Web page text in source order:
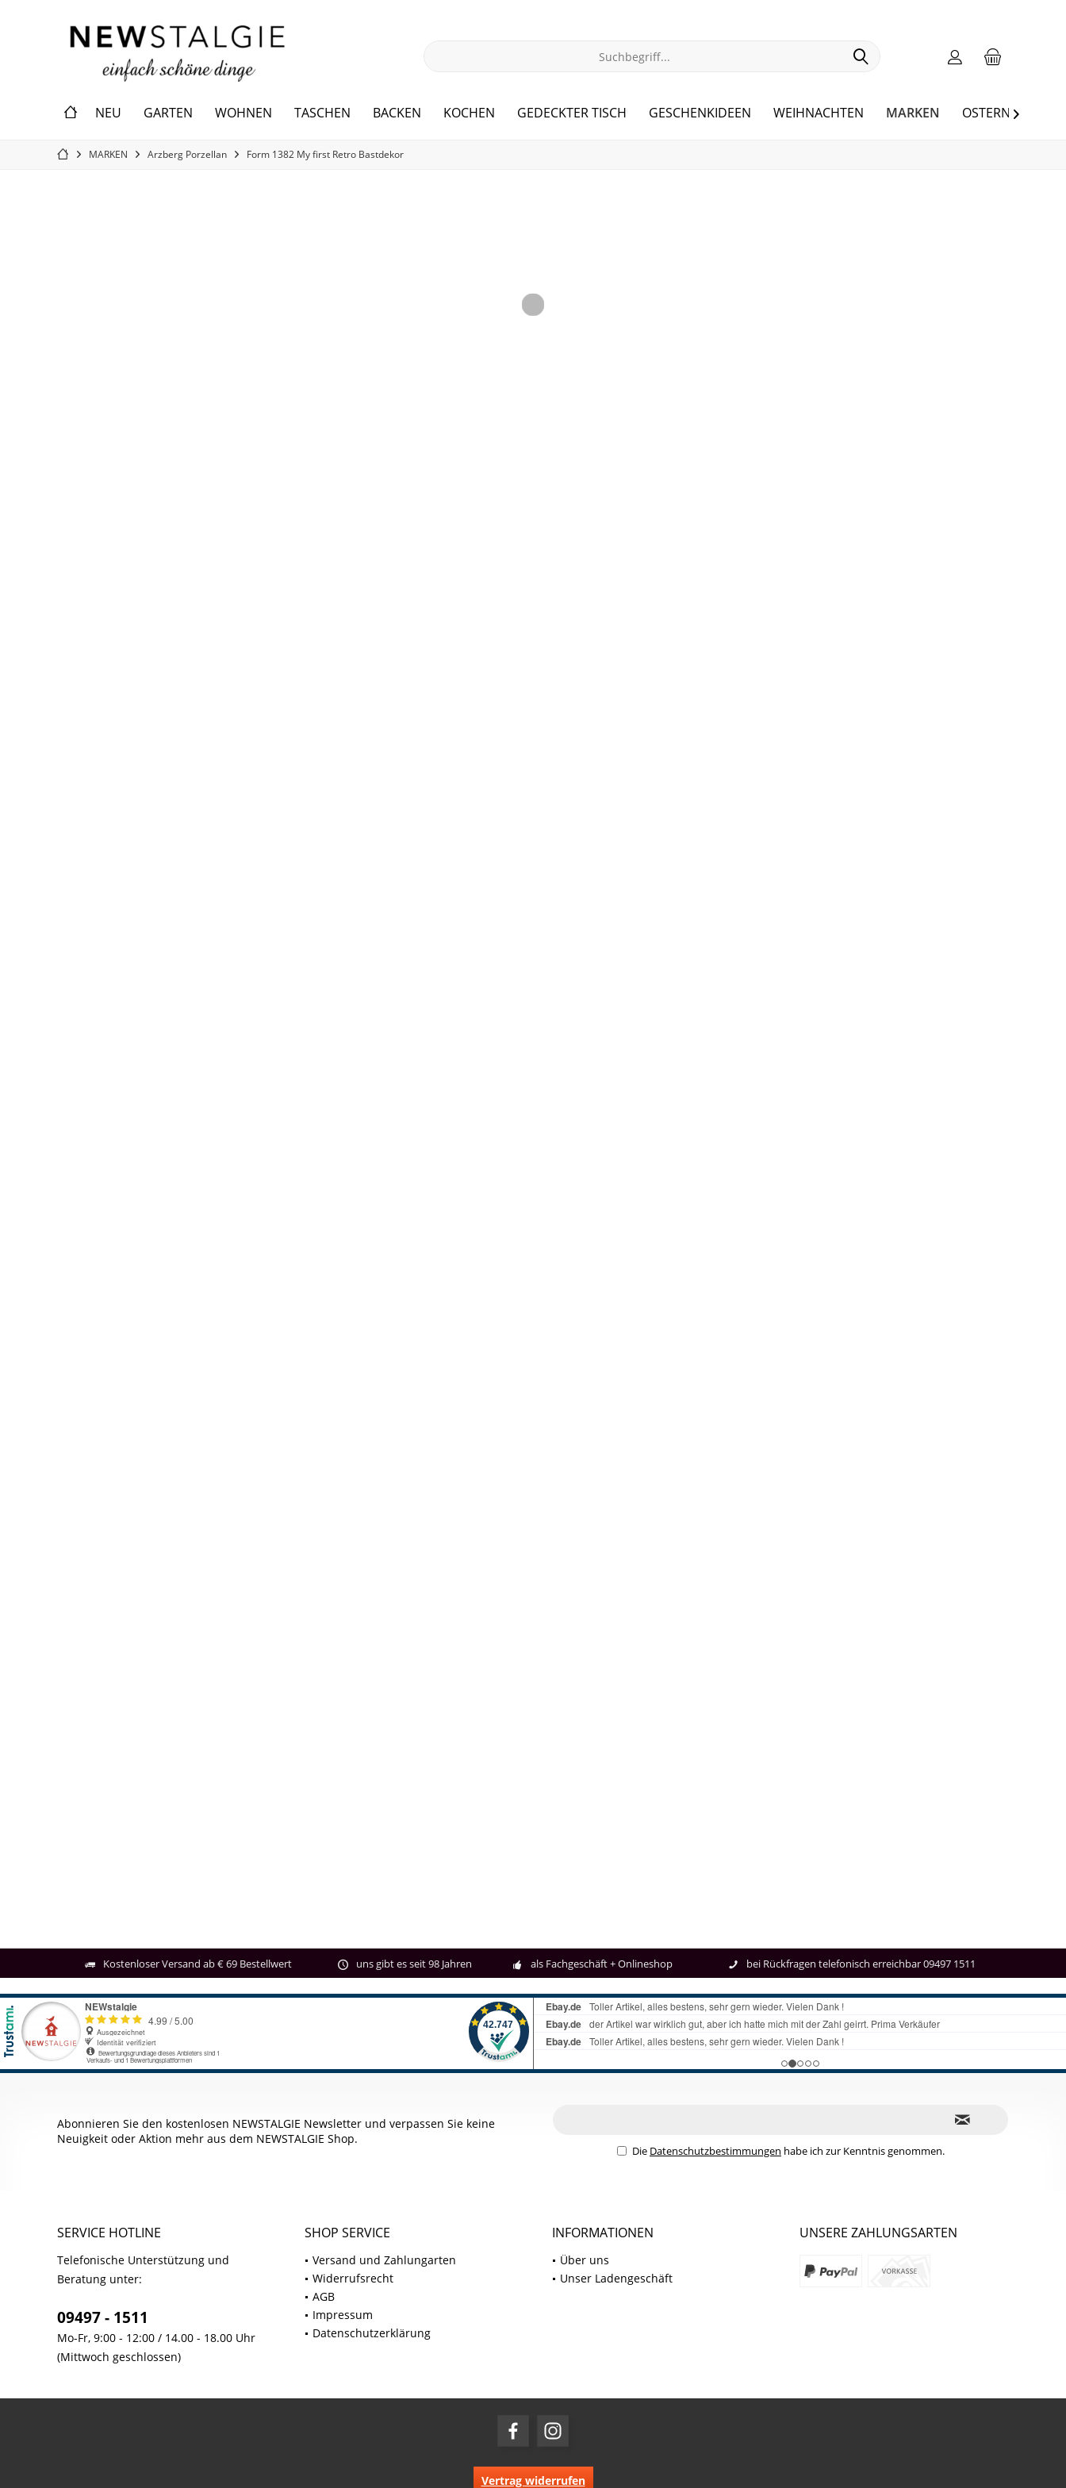
NEU GARTEN WOHNEN TASCHEN BACKEN KOCHEN GEDECKTER TISCH GESCHENKIDEEN WEIHNACHTEN MARKEN OSTERN 
MARKEN Arzberg Porzellan Form 1382 My first Retro Bastdekor
Kostenloser Versand ab € 69 Bestellwert uns gibt es seit 98 Jahren als Fachgeschäft + Onlineshop bei Rückfragen telefonisch erreichbar 09497 1511
Abonnieren Sie den kostenlosen NEWSTALGIE Newsletter und verpassen Sie keine
Neuigkeit oder Aktion mehr aus dem NEWSTALGIE Shop.
Die Datenschutzbestimmungen habe ich zur Kenntnis genommen.
SERVICE HOTLINE
Telefonische Unterstützung und
Beratung unter:
09497 - 1511
Mo-Fr, 9:00 - 12:00 / 14.00 - 18.00 Uhr
(Mittwoch geschlossen)
SHOP SERVICE
Versand und Zahlungarten
Widerrufsrecht
AGB
Impressum
Datenschutzerklärung
INFORMATIONEN
Über uns
Unser Ladengeschäft
UNSERE ZAHLUNGSARTEN
Vertrag widerrufen